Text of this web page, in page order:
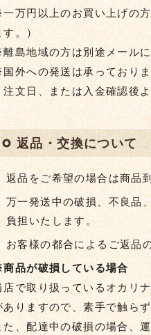
万円以上のお買い上げの
す。）
島地域の方は別途メール
外への発送は承っており
文日、または入金確認後よ
返品・交換について
返品をご希望の場合は商品
万一発送中の破損、不良品
負担いたします。
お客様の都合によるご返品
品が破損している場合
店で取り扱っているオカリ
ありますので、素手で触ら
た、配達中の破損の場合、